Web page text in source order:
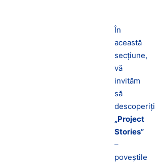
În
această
secțiune,
vă
invităm
să
descoperiți
„Project
Stories”
–
poveștile